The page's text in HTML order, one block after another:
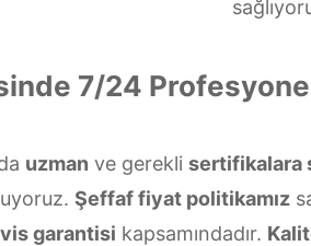
7/24
uzman ve gerekli sertifikalara
Şeffaf fiyat politikamız
garantisi kapsamındadır.